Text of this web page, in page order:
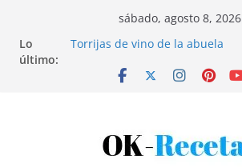
contenido
sábado, agosto 8, 2026
Lo
último:
Torrijas de vino de la abuela
Bandeja de pescaíto frito